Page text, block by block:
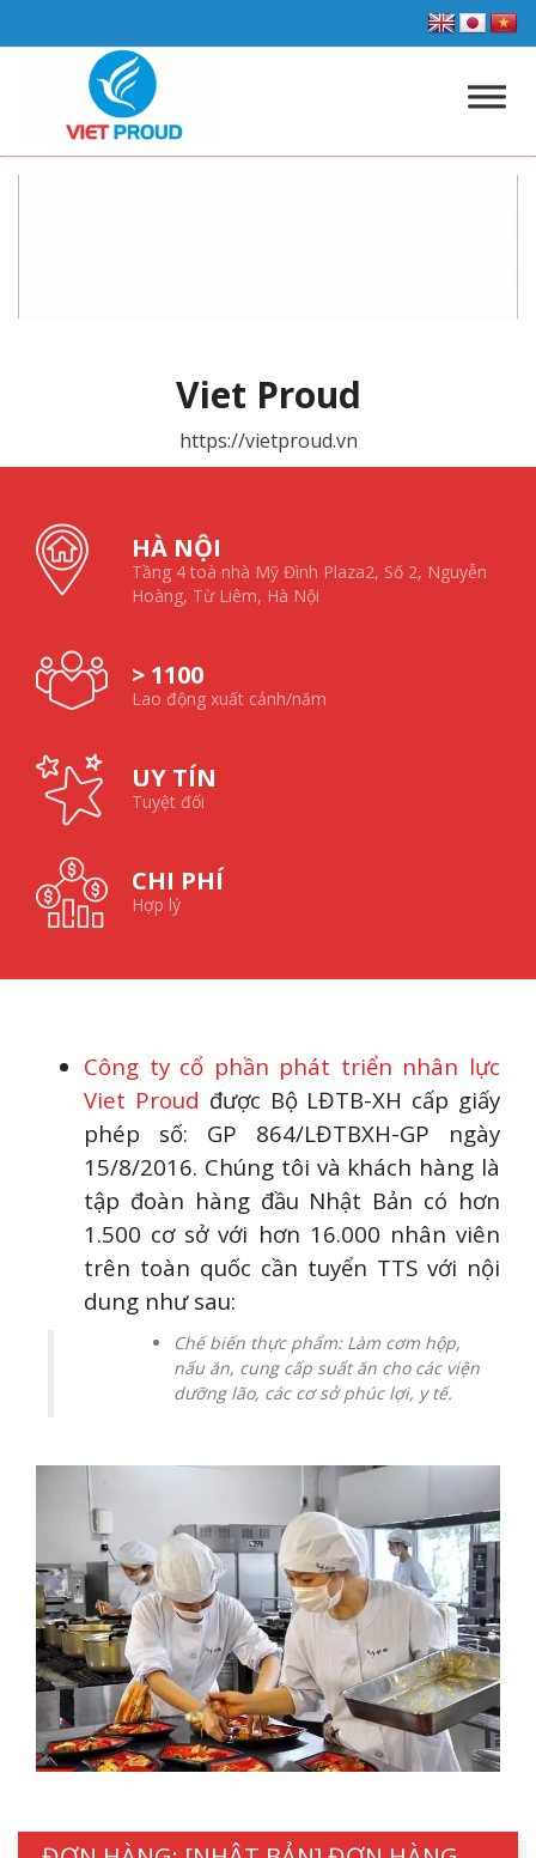
Viet Proud
https://vietproud.vn
HÀ NỘI
Tầng 4 toà nhà Mỹ Đình Plaza2, Số 2, Nguyễn
Hoàng, Từ Liêm, Hà Nội
> 1100
Lao động xuất cảnh/năm
UY TÍN
Tuyệt đối
CHI PHÍ
Hợp lý
Công ty cổ phần phát triển nhân lực
Viet Proud được Bộ LĐTB-XH cấp giấy
phép số: GP 864/LĐTBXH-GP ngày
15/8/2016. Chúng tôi và khách hàng là
tập đoàn hàng đầu Nhật Bản có hơn
1.500 cơ sở với hơn 16.000 nhân viên
trên toàn quốc cần tuyển TTS với nội
dung như sau:
Chế biến thực phẩm: Làm cơm hộp,
nấu ăn, cung cấp suất ăn cho các viện
dưỡng lão, các cơ sở phúc lợi, y tế.